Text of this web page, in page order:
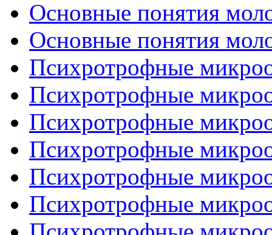
Основные понятия
Основные понятия
Психротрофные
Психротрофные
Психротрофные
Психротрофные
Психротрофные
Психротрофные